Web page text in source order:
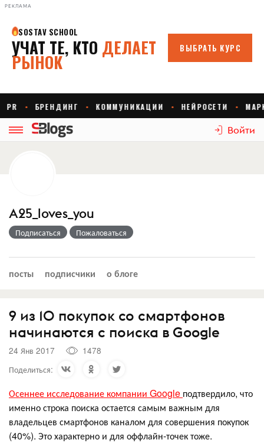
РЕКЛАМА
Войти
A25_loves_you
Подписаться Пожаловаться
посты подписчики о блоге
9 из 10 покупок со смартфонов
начинаются с поиска в Google
24 Янв 2017
1478
Поделиться:
Осеннее исследование компании Google подтвердило, что
именно строка поиска остается самым важным для
владельцев смартфонов каналом для совершения покупок
(40%). Это характерно и для оффлайн-точек тоже.